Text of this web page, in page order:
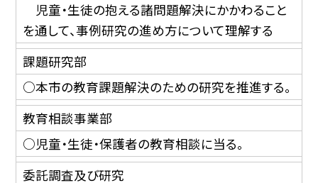
児童・生徒の抱える諸問題解決にかかわること
を通して、事例研究の進め方について理解する
課題研究部
○本市の教育課題解決のための研究を推進する。
教育相談事業部
○児童・生徒・保護者の教育相談に当る。
委託調査及び研究